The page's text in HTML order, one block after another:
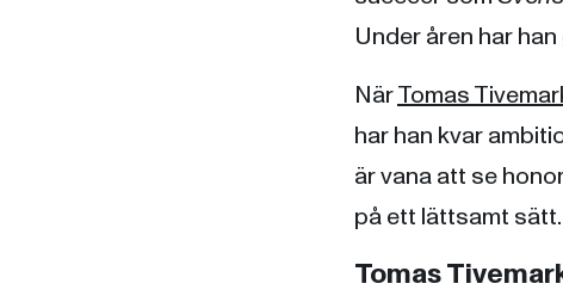
Under åren har
NärTomas
har han kvar
är vana att se
på ett lättsamt sätt.
Tomas